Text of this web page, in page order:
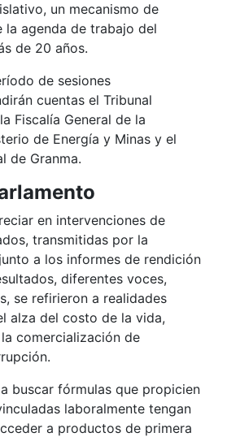
un mecanismo de
la agenda de trabajo del
de 20 años.
de sesiones
cuentas el Tribunal
Fiscalía General de la
de Energía y Minas y el
de Granma.
en intervenciones de
transmitidas por la
a los informes de rendición
diferentes voces,
se refirieron a realidades
alza del costo de la vida,
comercialización de
buscar fórmulas que propicien
laboralmente tengan
a productos de primera